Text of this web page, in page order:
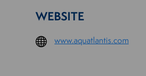
WEBSITE
www.aquatlantis.com